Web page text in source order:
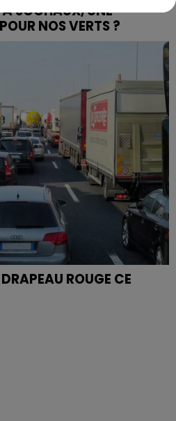
À SOCHAUX, UNE
NOS VERTS ?
ROUGE CE